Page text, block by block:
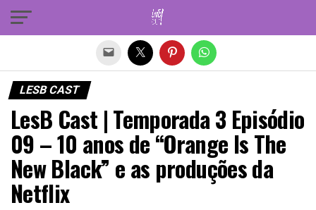
LESB CAST
LesB Cast | Temporada 3 Episódio
09 – 10 anos de “Orange Is The
New Black” e as produções da
Netflix
Sair da versão mobile